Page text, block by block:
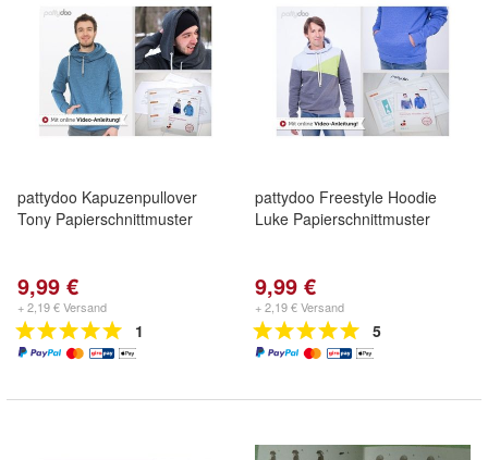
pattydoo Kapuzenpullover
Tony Papierschnittmuster
9,99 €
+ 2,19 € Versand
1
pattydoo Freestyle Hoodie
Luke Papierschnittmuster
9,99 €
+ 2,19 € Versand
5